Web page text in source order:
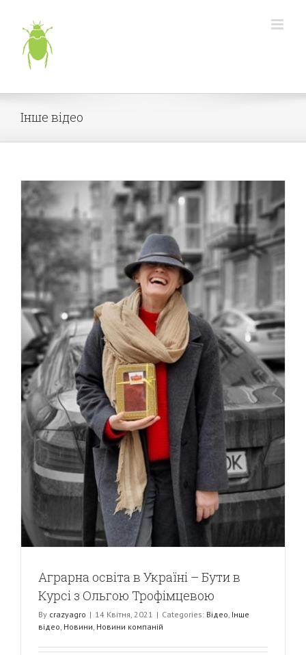
content
Інше відео
Аграрна освіта в Україні – Бути в
Курсі з Ольгою Трофімцевою
By crazyagro | 14 Квітня, 2021 | Categories: Відео, Інше
відео, Новини, Новини компаній